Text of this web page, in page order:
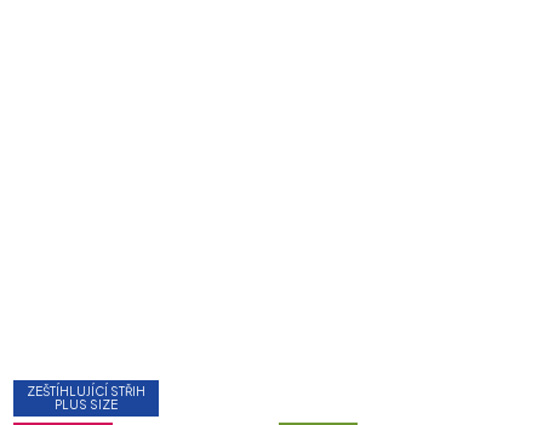
ZEŠTÍHLUJÍCÍ STŘIH
PLUS SIZE